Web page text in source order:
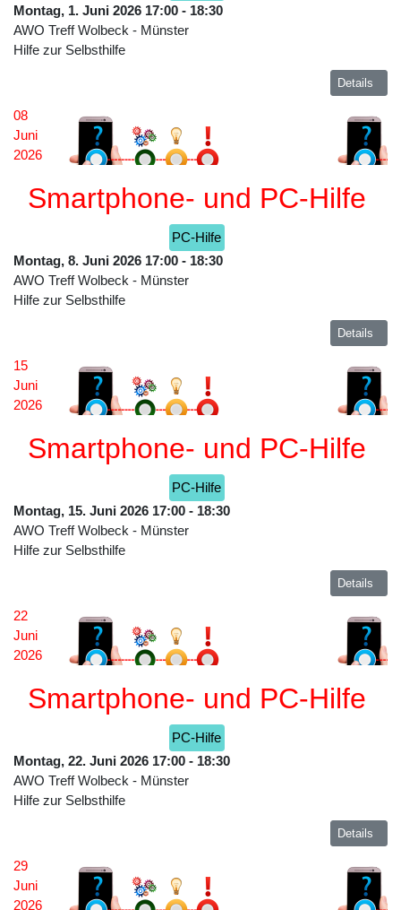
Montag, 1. Juni 2026 17:00 - 18:30
AWO Treff Wolbeck - Münster
Hilfe zur Selbsthilfe
Details
08
Juni
2026
Smartphone- und PC-Hilfe
PC-Hilfe
Montag, 8. Juni 2026 17:00 - 18:30
AWO Treff Wolbeck - Münster
Hilfe zur Selbsthilfe
Details
15
Juni
2026
Smartphone- und PC-Hilfe
PC-Hilfe
Montag, 15. Juni 2026 17:00 - 18:30
AWO Treff Wolbeck - Münster
Hilfe zur Selbsthilfe
Details
22
Juni
2026
Smartphone- und PC-Hilfe
PC-Hilfe
Montag, 22. Juni 2026 17:00 - 18:30
AWO Treff Wolbeck - Münster
Hilfe zur Selbsthilfe
Details
29
Juni
2026